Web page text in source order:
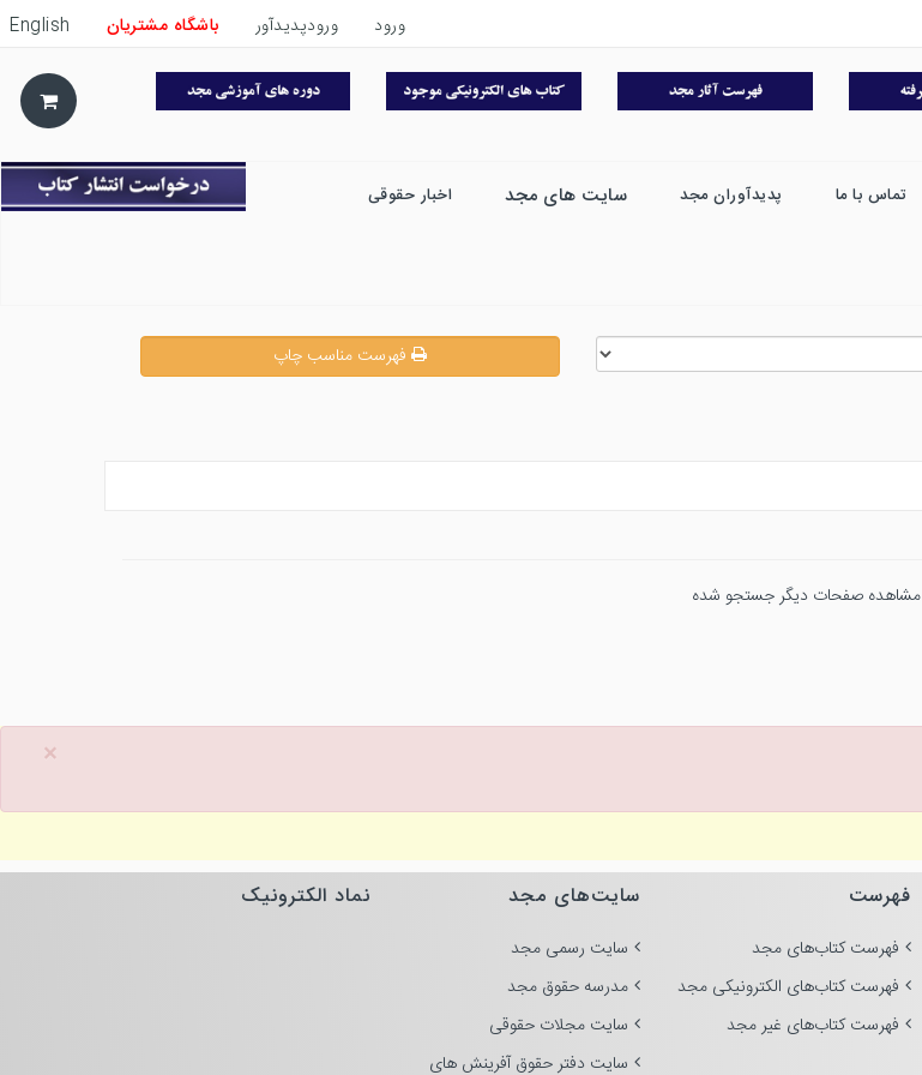
ورود ورودپدیدآور باشگاه مشتریان English
تماس با ما پدیدآوران مجد سایت های مجد اخبار حقوقی
فهرست مناسب چاپ
مشاهده صفحات دیگر جستجو شده
×
فهرست
فهرست کتاب‌های مجد
فهرست کتاب‌های الکترونیکی مجد
فهرست کتاب‌های غیر مجد
سایت‌های مجد
سایت رسمی مجد
مدرسه حقوق مجد
سایت مجلات حقوقی
سایت دفتر حقوق آفرینش های
نماد الکترونیک